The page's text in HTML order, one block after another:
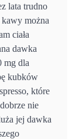
lata trudno
można
ciała
dawka
mg dla
kubków
które
nie
jej dawka